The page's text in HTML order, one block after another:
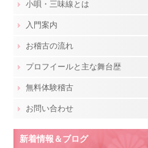
小唄・三味線とは
入門案内
お稽古の流れ
プロフイールと主な舞台歴
無料体験稽古
お問い合わせ
新着情報＆ブログ